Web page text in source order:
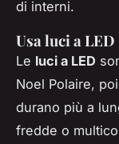
di interni.
Usa luci a LED
Le luci a LED
Noel Polaire,
durano più a
fredde o